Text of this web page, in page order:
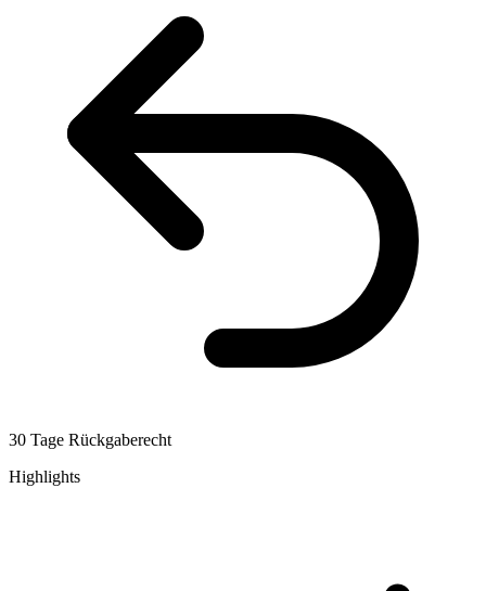
30 Tage Rückgaberecht
Highlights